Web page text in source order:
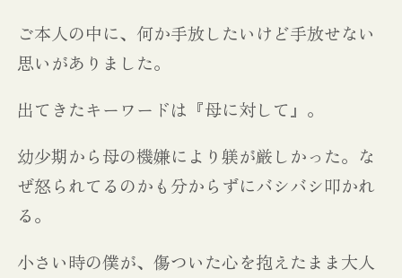
ご本人の中に、何か手放したいけど手放せない
思いがありました。
出てきたキーワードは『母に対して』。
幼少期から母の機嫌により躾が厳しかった。な
ぜ怒られてるのかも分からずにバシバシ叩かれ
る。
小さい時の僕が、傷ついた心を抱えたまま大人